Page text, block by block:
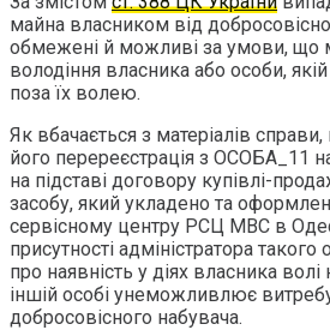
майна власником від
обмежені й можливі за умови, що
володіння власника або особи,
поза їх волею.
Як вбачається з матеріалів
його перереєстрація з ОСОБА_11
на підставі договору купівлі-
засобу, який укладено та
сервісному центру РСЦ МВС в
присутності адміністратора
про наявність у діях власника
іншій особі унеможливлює
добросовісного набувача.